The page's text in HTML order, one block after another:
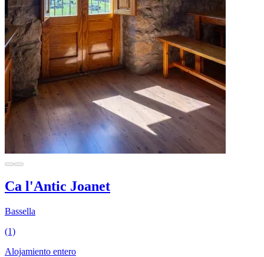
Ca l'Antic Joanet
Bassella
(1)
Alojamiento entero